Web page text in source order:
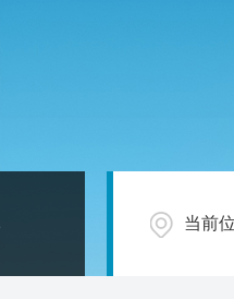
当前